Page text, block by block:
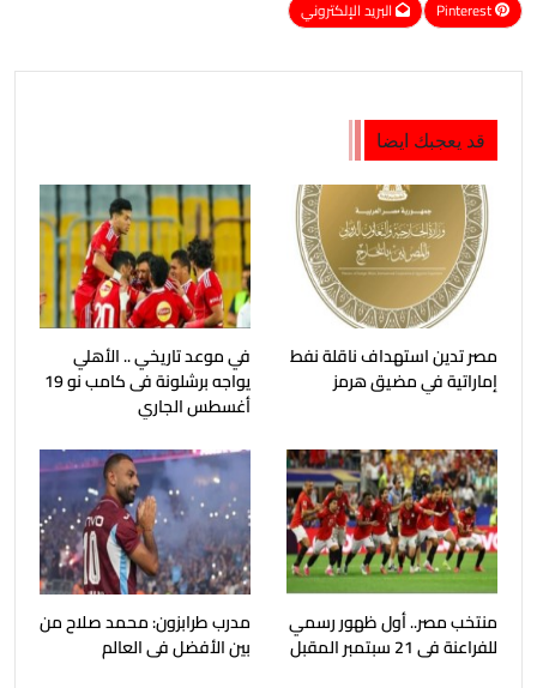
Pinterest البريد الإلكتروني
قد يعجبك ايضا
مصر تدين استهداف ناقلة نفط
إماراتية في مضيق هرمز
في موعد تاريخي .. الأهلي
يواجه برشلونة فى كامب نو 19
أغسطس الجاري
منتخب مصر.. أول ظهور رسمي
للفراعنة فى 21 سبتمبر المقبل
مدرب طرابزون: محمد صلاح من
بين الأفضل فى العالم